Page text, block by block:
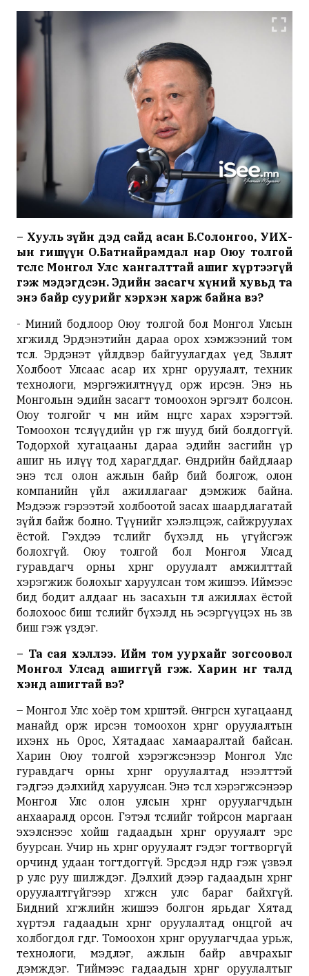
– Хууль зүйн дэд сайд асан Б.Солонгоо, УИХ-
ын гишүүн О.Батнайрамдал нар Оюу толгой
төслөөс Монгол Улс хангалттай ашиг хүртээгүй
гэж мэдэгдсэн. Эдийн засагч хүний хувьд та
энэ байр суурийг хэрхэн харж байна вэ?
- Миний бодлоор Оюу толгой бол Монгол Улсын
хөгжилд Эрдэнэтийн дараа орох хэмжээний том
төсөл. Эрдэнэт үйлдвэр байгуулагдах үед Зөвлөлт
Холбоот Улсаас асар их хөрөнгө оруулалт, техник
технологи, мэргэжилтнүүд орж ирсэн. Энэ нь
Монголын эдийн засагт томоохон эргэлт болсон.
Оюу толгойг ч мөн ийм өнцгөөс харах хэрэгтэй.
Томоохон төслүүдийн үр өгөөж шууд бий болдоггүй.
Тодорхой хугацааны дараа эдийн засгийн үр
ашиг нь илүү тод харагддаг. Өнөөдрийн байдлаар
энэ төсөл олон ажлын байр бий болгож, олон
компанийн үйл ажиллагааг дэмжиж байна.
Мэдээж гэрээтэй холбоотой засах шаардлагатай
зүйл байж болно. Түүнийг хэлэлцэж, сайжруулах
ёстой. Гэхдээ төслийг бүхэлд нь үгүйсгэж
болохгүй. Оюу толгой бол Монгол Улсад
гуравдагч орны хөрөнгө оруулалт амжилттай
хэрэгжиж болохыг харуулсан том жишээ. Иймээс
бид бодит алдааг нь засахын төлөө ажиллах ёстой
болохоос биш төслийг бүхэлд нь эсэргүүцэх нь зөв
биш гэж үздэг.
– Та сая хэллээ. Ийм том уурхайг зогсоовол
Монгол Улсад ашиггүй гэж. Харин нөгөө талд
хэнд ашигтай вэ?
– Монгол Улс хоёр том хөрштэй. Өнгөрсөн хугацаанд
манайд орж ирсэн томоохон хөрөнгө оруулалтын
ихэнх нь Орос, Хятадаас хамааралтай байсан.
Харин Оюу толгой хэрэгжсэнээр Монгол Улс
гуравдагч орны хөрөнгө оруулалтад нээлттэй
гэдгээ дэлхийд харуулсан. Энэ төсөл хэрэгжсэнээр
Монгол Улс олон улсын хөрөнгө оруулагчдын
анхааралд орсон. Гэтэл төслийг тойрсон маргаан
эхэлснээс хойш гадаадын хөрөнгө оруулалт эрс
буурсан. Учир нь хөрөнгө оруулалт гэдэг тогтворгүй
орчинд удаан тогтдоггүй. Эрсдэл өндөр гэж үзвэл
өөр улс руу шилждэг. Дэлхий дээр гадаадын хөрөнгө
оруулалтгүйгээр хөгжсөн улс бараг байхгүй.
Бидний хөгжлийн жишээ болгон ярьдаг Хятад
хүртэл гадаадын хөрөнгө оруулалтад онцгой ач
холбогдол өгдөг. Томоохон хөрөнгө оруулагчдаа урьж,
технологи, мэдлэг, ажлын байр авчрахыг
дэмждэг. Тиймээс гадаадын хөрөнгө оруулалтыг